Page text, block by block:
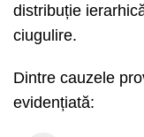
distribuție
ciugulire.
Dintre cauzele
evidențiată: